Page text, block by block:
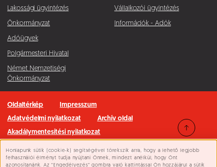
Süti beállítások
Honlapunk sütik (cookie-k) segítségével törekszik arra, hogy a lehető legjobb
felhasználói élményt tudja nyújtani Önnek, mindezt anélkül, hogy Önt
azonosítanánk. Az “Engedélyezés” gombra való kattintással Ön hozzájárul a sütik
Lakossági ügyintézés
Önkormányzat
Adóügyek
Polgármesteri Hivatal
Német Nemzetiségi
Önkormányzat
Vállalkozói ügyintézés
Információk - Adók
Oldaltérkép
Impresszum
Adatvédelmi nyilatkozat
Archív oldal
Akadálymentesítési nyilatkozat
Minden jog fenntartva © 2026 Pilisvörösvár Város